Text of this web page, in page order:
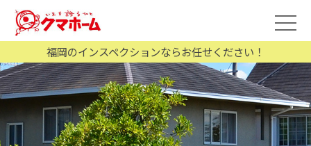
福岡のインスペクションならお任せください！